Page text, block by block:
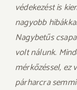
védekezést is
nagyobb
Nagybetűs
volt nálunk.
mérkőzéssel, ez
párharcra